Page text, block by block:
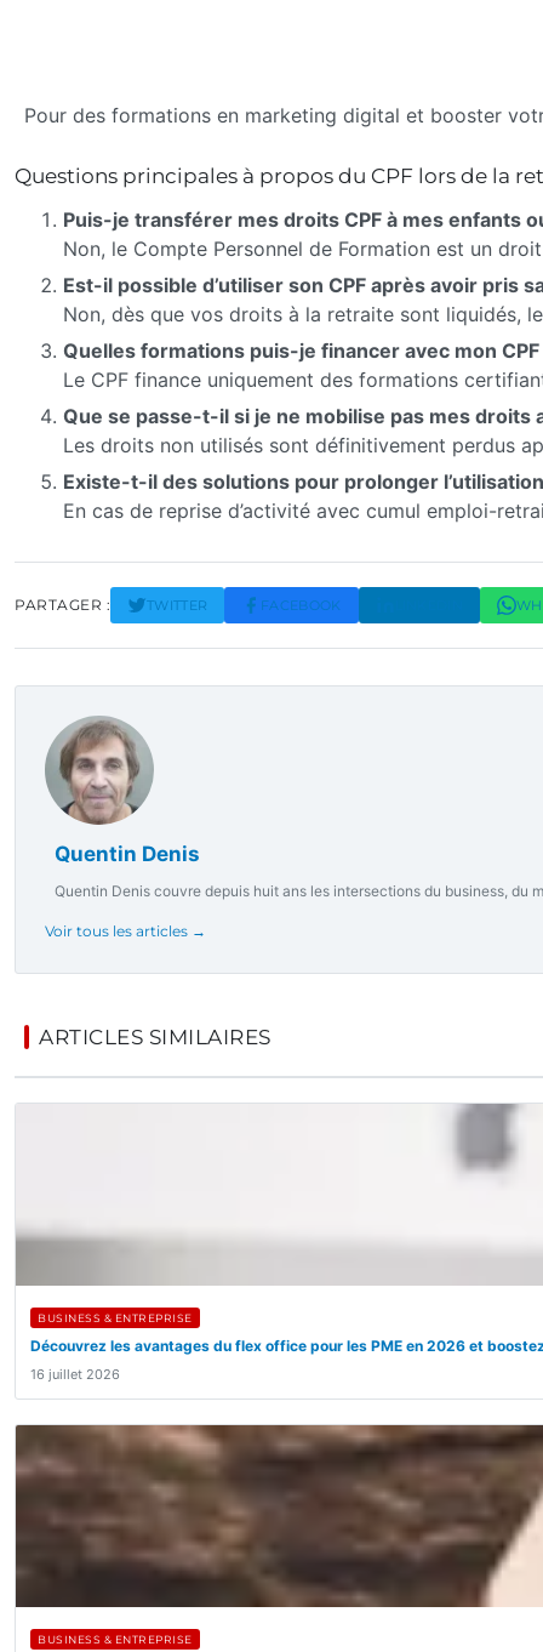
Pour des formations en marketing digital et booster
Questions principales à propos du CPF lors de la
Puis-je transférer mes droits CPF à mes enfants
Non, le Compte Personnel de Formation est un
Est-il possible d’utiliser son CPF après avoir pris
Non, dès que vos droits à la retraite sont liquidés,
Quelles formations puis-je financer avec mon
Le CPF finance uniquement des formations
Que se passe-t-il si je ne mobilise pas mes droits
Les droits non utilisés sont définitivement perdus
Existe-t-il des solutions pour prolonger
En cas de reprise d’activité avec cumul emploi-
PARTAGER : TWITTER FACEBOOK
Quentin Denis
Quentin Denis couvre depuis huit ans les intersections du business, du
Voir tous les articles →
ARTICLES SIMILAIRES
BUSINESS & ENTREPRISE
Découvrez les avantages du flex office pour les PME en 2026 et
16 juillet 2026
BUSINESS & ENTREPRISE